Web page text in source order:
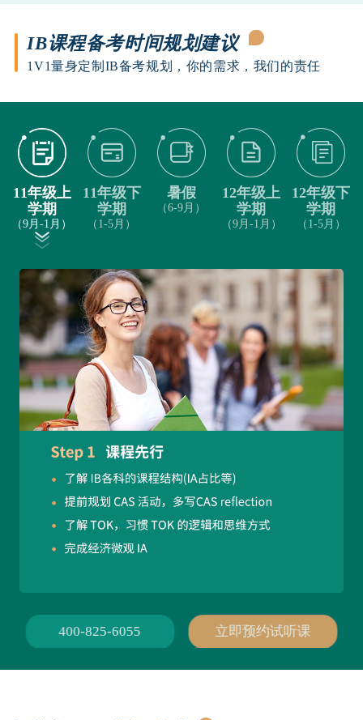
IB课程备考时间规划建议
1V1量身定制IB备考规划，你的需求，我们的责任
11年级上
学期
（9月-1月）
11年级下
学期
（1-5月）
暑假
（6-9月）
12年级上
学期
（9月-1月）
12年级下
学期
（1-5月）
400-825-6055 立即预约试听课